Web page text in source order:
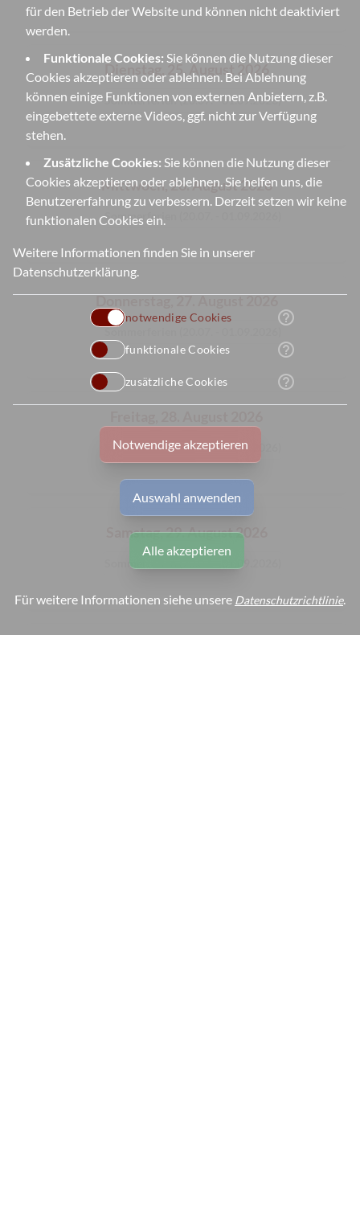
für den Betrieb der Website und können nicht deaktiviert
werden.
Funktionale Cookies: Sie können die Nutzung dieser
Cookies akzeptieren oder ablehnen. Bei Ablehnung
können einige Funktionen von externen Anbietern, z.B.
eingebettete externe Videos, ggf. nicht zur Verfügung
stehen.
Zusätzliche Cookies: Sie können die Nutzung dieser
Cookies akzeptieren oder ablehnen. Sie helfen uns, die
Benutzererfahrung zu verbessern. Derzeit setzen wir keine
funktionalen Cookies ein.
Weitere Informationen finden Sie in unserer
Datenschutzerklärung.
notwendige Cookies help_outline
funktionale Cookies help_outline
zusätzliche Cookies help_outline
Notwendige akzeptieren
Auswahl anwenden
Alle akzeptieren
Für weitere Informationen siehe unsere Datenschutzrichtlinie.
Dienstag, 25. August 2026
Sommerferien (20.07. - 01.09.2026)
Mittwoch, 26. August 2026
Sommerferien (20.07. - 01.09.2026)
Donnerstag, 27. August 2026
Sommerferien (20.07. - 01.09.2026)
Sommerferien (20.07. - 01.09.2026)
Samstag, 29. August 2026
Sommerferien (20.07. - 01.09.2026)